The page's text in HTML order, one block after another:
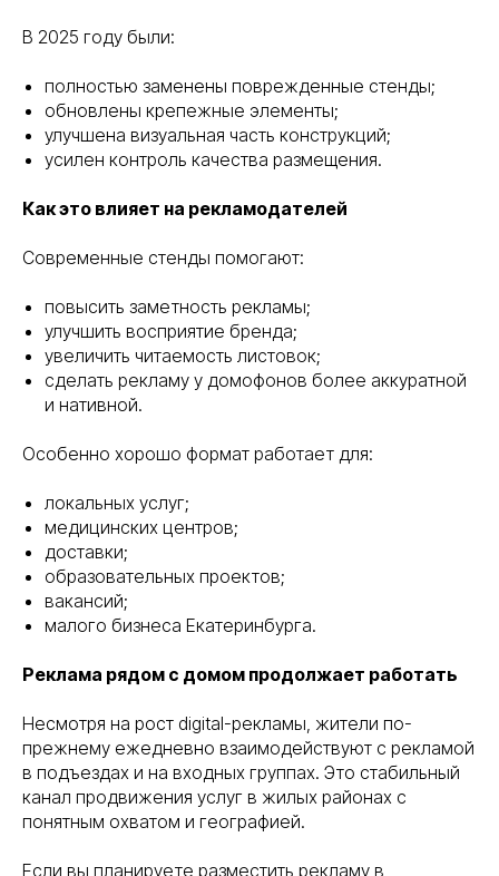
В 2025 году были:
полностью заменены поврежденные стенды;
обновлены крепежные элементы;
улучшена визуальная часть конструкций;
усилен контроль качества размещения.
Как это влияет на рекламодателей
Современные стенды помогают:
повысить заметность рекламы;
улучшить восприятие бренда;
увеличить читаемость листовок;
сделать рекламу у домофонов более аккуратной
и нативной.
Особенно хорошо формат работает для:
локальных услуг;
медицинских центров;
доставки;
образовательных проектов;
вакансий;
малого бизнеса Екатеринбурга.
Реклама рядом с домом продолжает работать
Несмотря на рост digital-рекламы, жители по-
прежнему ежедневно взаимодействуют с рекламой
в подъездах и на входных группах. Это стабильный
канал продвижения услуг в жилых районах с
понятным охватом и географией.
Если вы планируете разместить рекламу в